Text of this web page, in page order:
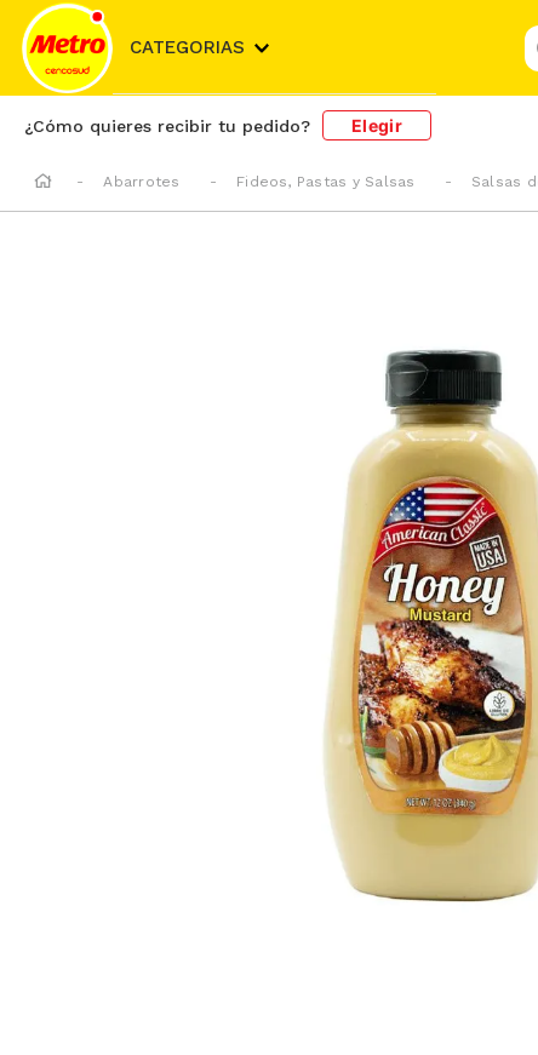
CATEGORIAS
¿Cómo quieres recibir tu pedido? Elegir
Abarrotes Fideos, Pastas y Salsas Salsas